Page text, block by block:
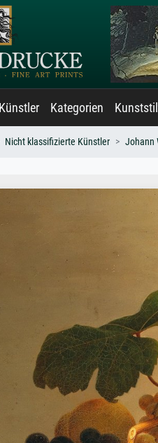
Künstler Kategorien
Nicht klassifizierte Künstler Johann